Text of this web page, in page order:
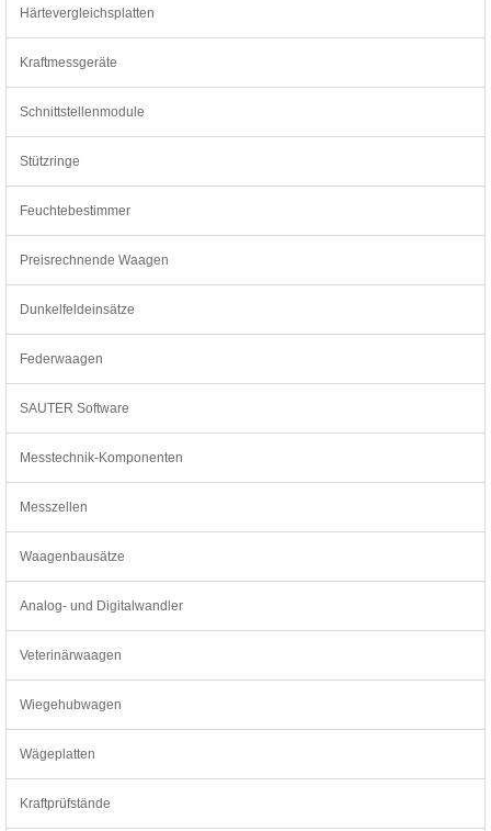
Härtevergleichsplatten
Kraftmessgeräte
Schnittstellenmodule
Stützringe
Feuchtebestimmer
Preisrechnende Waagen
Dunkelfeldeinsätze
Federwaagen
SAUTER Software
Messtechnik-Komponenten
Messzellen
Waagenbausätze
Analog- und Digitalwandler
Veterinärwaagen
Wiegehubwagen
Wägeplatten
Kraftprüfstände